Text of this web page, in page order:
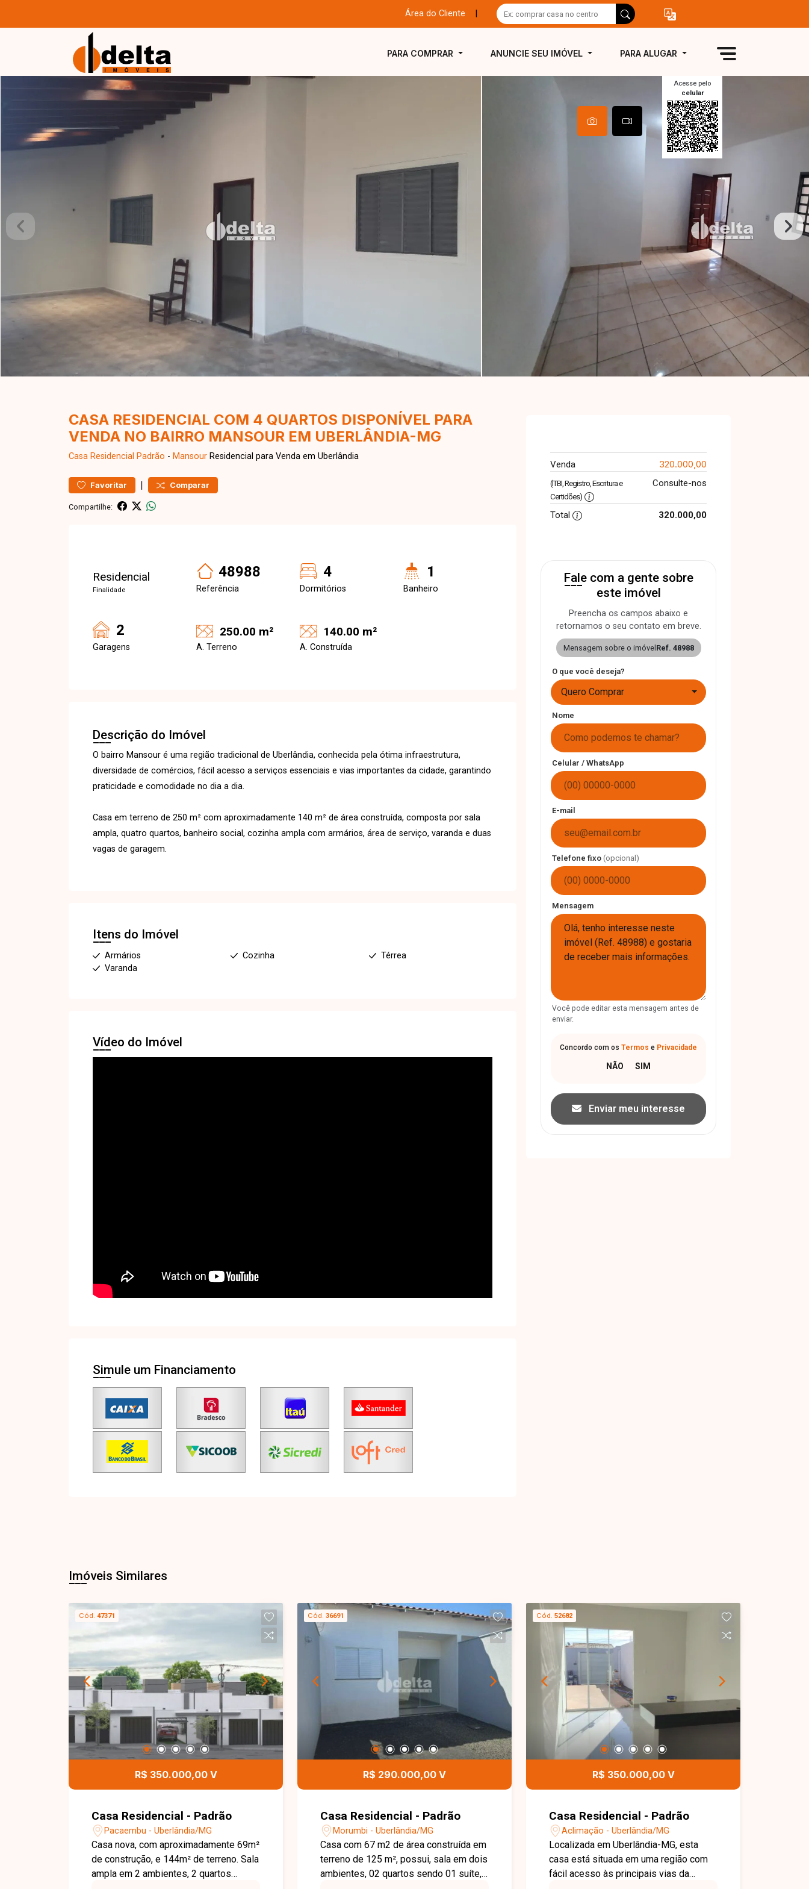
Área do Cliente
PARA COMPRAR ANUNCIE SEU IMÓVEL PARA ALUGAR
Acesse pelo
celular
CASA RESIDENCIAL COM 4 QUARTOS DISPONÍVEL PARA
VENDA NO BAIRRO MANSOUR EM UBERLÂNDIA-MG
Casa Residencial Padrão - Mansour Residencial para Venda em Uberlândia
Favoritar | Comparar
Compartilhe:
Residencial
Finalidade
48988
Referência
4
Dormitórios
1
Banheiro
2
Garagens
250.00 m²
A. Terreno
140.00 m²
A. Construída
Descrição do Imóvel
O bairro Mansour é uma região tradicional de Uberlândia, conhecida pela ótima infraestrutura,
diversidade de comércios, fácil acesso a serviços essenciais e vias importantes da cidade, garantindo
praticidade e comodidade no dia a dia.
Casa em terreno de 250 m² com aproximadamente 140 m² de área construída, composta por sala
ampla, quatro quartos, banheiro social, cozinha ampla com armários, área de serviço, varanda e duas
vagas de garagem.
Itens do Imóvel
Armários Cozinha
Térrea
Varanda
Vídeo do Imóvel
Simule um Financiamento
Venda 320.000,00
(ITBI, Registro, Escritura e
Certidões)
Consulte-nos
Total 320.000,00
Fale com a gente sobre
este imóvel
Preencha os campos abaixo e
retornamos o seu contato em breve.
Mensagem sobre o imóvel Ref. 48988
O que você deseja?
Quero Comprar
Nome
Celular / WhatsApp
E-mail
Telefone fixo (opcional)
Mensagem
Você pode editar esta mensagem antes de
enviar.
Concordo com os Termos e Privacidade
Enviar meu interesse
Imóveis Similares
Cód. 47371
R$ 350.000,00 V
Casa Residencial - Padrão
Pacaembu - Uberlândia/MG
Casa nova, com aproximadamente 69m²
de construção, e 144m² de terreno. Sala
ampla em 2 ambientes, 2 quartos
Cód. 36691
R$ 290.000,00 V
Casa Residencial - Padrão
Morumbi - Uberlândia/MG
Casa com 67 m2 de área construída em
terreno de 125 m², possui, sala em dois
ambientes, 02 quartos sendo 01 suíte,
Cód. 52682
R$ 350.000,00 V
Casa Residencial - Padrão
Aclimação - Uberlândia/MG
Localizada em Uberlândia-MG, esta
casa está situada em uma região com
fácil acesso às principais vias da